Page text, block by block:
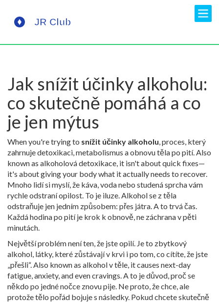
Jak snížit účinky alkoholu:
co skutečně pomáhá a co
je jen mýtus
When you're trying to snížit účinky alkoholu,proces, který
zahrnuje detoxikaci, metabolismus a obnovu těla po pití. Also
known as alkoholová detoxikace, it isn't about quick fixes—
it's about giving your body what it actually needs to recover.
Mnoho lidí si myslí, že káva, voda nebo studená sprcha vám
rychle odstraní opilost. To je iluze. Alkohol se z těla
odstraňuje jen jedním způsobem: přes játra. A to trvá čas.
Každá hodina po pití je krok k obnově, ne záchrana v pěti
minutách.
Největší problém není ten, že jste opilí. Je to zbytkový
alkohol, látky, které zůstávají v krvi i po tom, co cítíte, že jste
„přešli“. Also known as alkohol v těle, it causes next-day
fatigue, anxiety, and even cravings. A to je důvod, proč se
někdo po jedné nočce znovu pije. Ne proto, že chce, ale
protože tělo pořád bojuje s následky. Pokud chcete skutečně